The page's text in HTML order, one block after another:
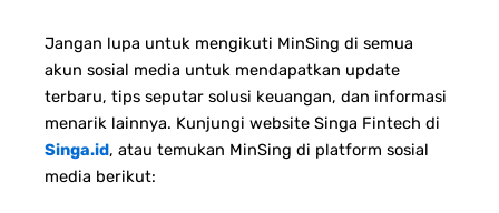
Jangan lupa untuk mengikuti MinSing di semua
akun sosial media untuk mendapatkan update
terbaru, tips seputar solusi keuangan, dan informasi
menarik lainnya. Kunjungi website Singa Fintech di
Singa.id, atau temukan MinSing di platform sosial
media berikut: